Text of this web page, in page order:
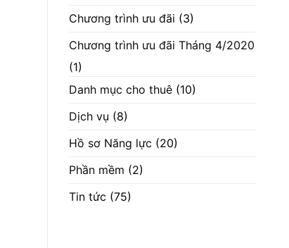
Chương trình ưu đãi (3)
Chương trình ưu đãi Tháng 4/2020
(1)
Danh mục cho thuê(10)
Dịch vụ (8)
Hồ sơ Năng lực (20)
Phần mềm (2)
Tin tức (75)